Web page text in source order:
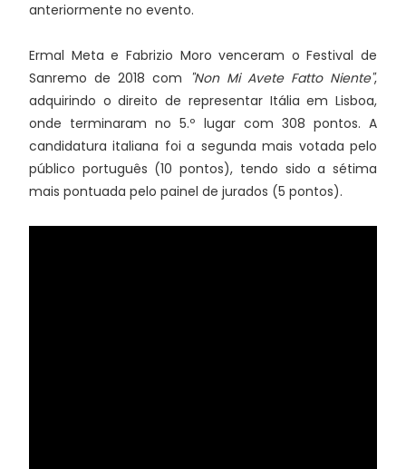
anteriormente no evento.
Ermal Meta e Fabrizio Moro venceram o Festival de
Sanremo de 2018 com "Non Mi Avete Fatto Niente",
adquirindo o direito de representar Itália em Lisboa,
onde terminaram no 5.º lugar com 308 pontos. A
candidatura italiana foi a segunda mais votada pelo
público português (10 pontos), tendo sido a sétima
mais pontuada pelo painel de jurados (5 pontos).